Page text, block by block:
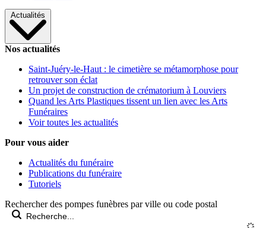
Actualités
Nos actualités
Saint-Juéry-le-Haut : le cimetière se métamorphose pour
retrouver son éclat
Un projet de construction de crématorium à Louviers
Quand les Arts Plastiques tissent un lien avec les Arts
Funéraires
Voir toutes les actualités
Pour vous aider
Actualités du funéraire
Publications du funéraire
Tutoriels
Rechercher des pompes funèbres par ville ou code postal